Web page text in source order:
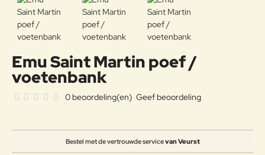
Emu Saint Martin poef /
voetenbank
Bestel met de vertrouwde servicevan Veurst
0 beoordeling(en) Geef beoordeling